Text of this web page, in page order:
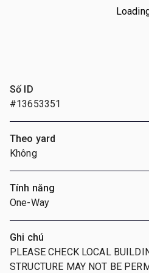
Số ID
#13653351
Theo yard
Không
Tính năng
One-Way
Ghi chú
PLEASE CHECK LOCAL
STRUCTURE MAY NOT BE